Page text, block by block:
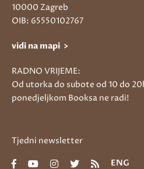
10000 Zagreb
OIB: 65550102767
vidi na mapi >
RADNO VRIJEME:
Od utorka do subote od 10 do
ponedjeljkom Booksa ne radi!
Tjedni newsletter
ENG